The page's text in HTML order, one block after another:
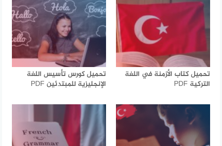
تحميل كتاب الأزمنة في اللغة
التركية PDF
تحميل كورس تأسيس اللغة
الإنجليزية للمبتدئين PDF